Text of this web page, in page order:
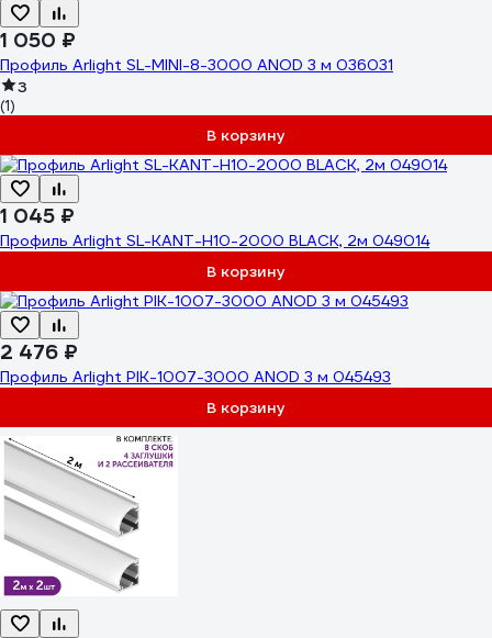
1 050 ₽
Профиль Arlight SL-MINI-8-3000 ANOD 3 м 036031
3
(1)
В корзину
1 045 ₽
Профиль Arlight SL-KANT-H10-2000 BLACK, 2м 049014
В корзину
2 476 ₽
Профиль Arlight PIK-1007-3000 ANOD 3 м 045493
В корзину